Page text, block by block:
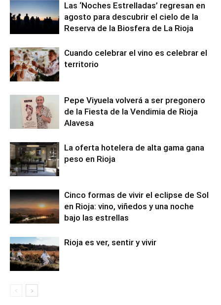
Las ‘Noches Estrelladas’ regresan en
agosto para descubrir el cielo de la
Reserva de la Biosfera de La Rioja
Cuando celebrar el vino es celebrar el
territorio
Pepe Viyuela volverá a ser pregonero
de la Fiesta de la Vendimia de Rioja
Alavesa
La oferta hotelera de alta gama gana
peso en Rioja
Cinco formas de vivir el eclipse de Sol
en Rioja: vino, viñedos y una noche
bajo las estrellas
Rioja es ver, sentir y vivir